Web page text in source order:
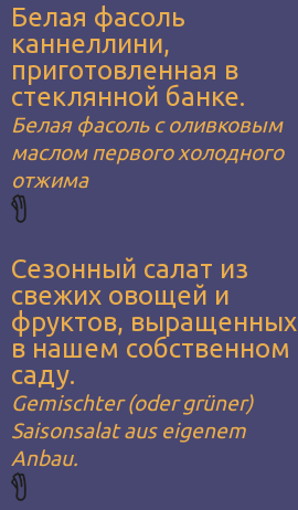
Белая фасоль
каннеллини,
приготовленная в
стеклянной банке.
Белая фасоль с оливковым
маслом первого холодного
отжима
Сезонный салат из
свежих овощей и
фруктов, выращенных
в нашем собственном
саду.
Gemischter (oder grüner)
Saisonsalat aus eigenem
Anbau.